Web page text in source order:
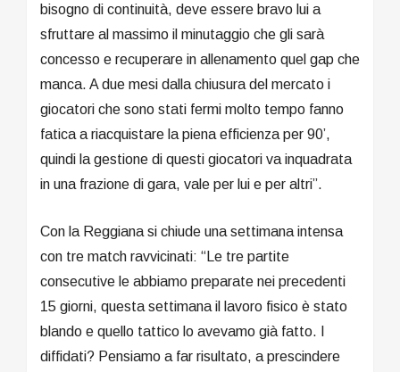
bisogno di continuità, deve essere bravo lui a
sfruttare al massimo il minutaggio che gli sarà
concesso e recuperare in allenamento quel gap che
manca. A due mesi dalla chiusura del mercato i
giocatori che sono stati fermi molto tempo fanno
fatica a riacquistare la piena efficienza per 90’,
quindi la gestione di questi giocatori va inquadrata
in una frazione di gara, vale per lui e per altri”.
Con la Reggiana si chiude una settimana intensa
con tre match ravvicinati: “Le tre partite
consecutive le abbiamo preparate nei precedenti
15 giorni, questa settimana il lavoro fisico è stato
blando e quello tattico lo avevamo già fatto. I
diffidati? Pensiamo a far risultato, a prescindere